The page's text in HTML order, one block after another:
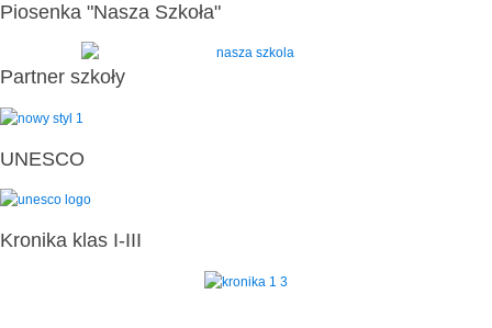
Piosenka "Nasza Szkoła"
Partner szkoły
UNESCO
Kronika klas I-III